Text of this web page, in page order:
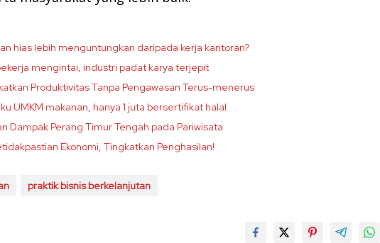
hias lebih menguntungkan daripada kerja kantoran?
mengintai, industri padat karya terjepit
Produktivitas Tanpa Pengawasan Terus-menerus
UMKM makanan, hanya 1 juta bersertifikat halal
Dampak Perang Timur Tengah pada Pariwisata
Ekonomi, Tingkatkan Penghasilan!
praktik bisnis berkelanjutan